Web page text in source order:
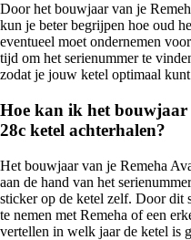
Door het bouwjaar van je
kun je beter begrijpen hoe oud
eventueel moet ondernemen
tijd om het serienummer te
zodat je jouw ketel optimaal
Hoe kan ik het
28c ketel achterhalen?
Het bouwjaar van je Remeha
aan de hand van het
sticker op de ketel zelf. Door dit
te nemen met Remeha of een
vertellen in welk jaar de ketel is